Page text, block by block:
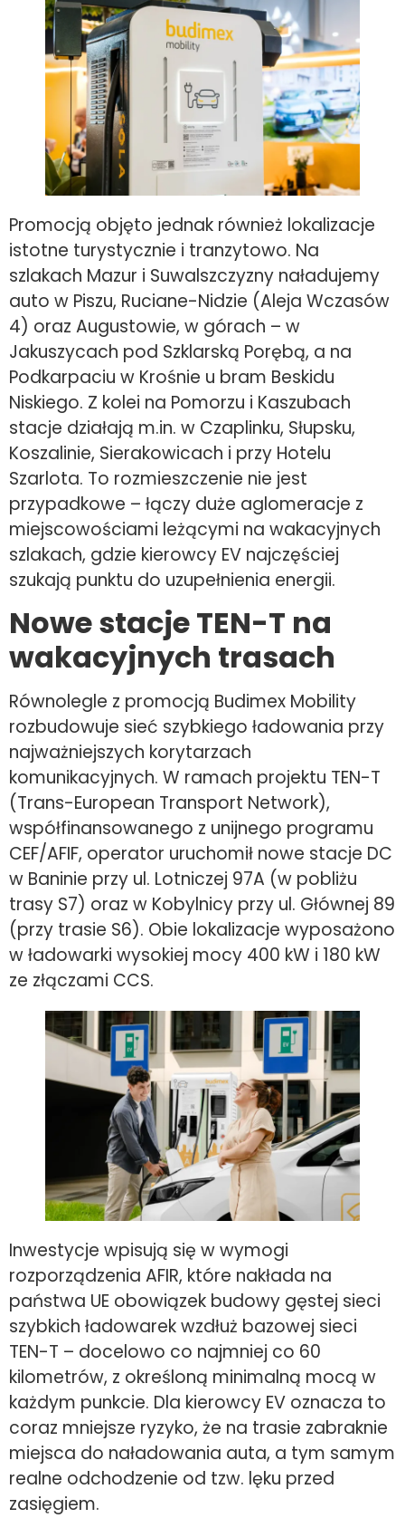
Promocją objęto jednak również lokalizacje
istotne turystycznie i tranzytowo. Na
szlakach Mazur i Suwalszczyzny naładujemy
auto w Piszu, Ruciane-Nidzie (Aleja Wczasów
4) oraz Augustowie, w górach – w
Jakuszycach pod Szklarską Porębą, a na
Podkarpaciu w Krośnie u bram Beskidu
Niskiego. Z kolei na Pomorzu i Kaszubach
stacje działają m.in. w Czaplinku, Słupsku,
Koszalinie, Sierakowicach i przy Hotelu
Szarlota. To rozmieszczenie nie jest
przypadkowe – łączy duże aglomeracje z
miejscowościami leżącymi na wakacyjnych
szlakach, gdzie kierowcy EV najczęściej
szukają punktu do uzupełnienia energii.
Nowe stacje TEN-T na
wakacyjnych trasach
Równolegle z promocją Budimex Mobility
rozbudowuje sieć szybkiego ładowania przy
najważniejszych korytarzach
komunikacyjnych. W ramach projektu TEN-T
(Trans-European Transport Network),
współfinansowanego z unijnego programu
CEF/AFIF, operator uruchomił nowe stacje DC
w Baninie przy ul. Lotniczej 97A (w pobliżu
trasy S7) oraz w Kobylnicy przy ul. Głównej 89
(przy trasie S6). Obie lokalizacje wyposażono
w ładowarki wysokiej mocy 400 kW i 180 kW
ze złączami CCS.
Inwestycje wpisują się w wymogi
rozporządzenia AFIR, które nakłada na
państwa UE obowiązek budowy gęstej sieci
szybkich ładowarek wzdłuż bazowej sieci
TEN-T – docelowo co najmniej co 60
kilometrów, z określoną minimalną mocą w
każdym punkcie. Dla kierowcy EV oznacza to
coraz mniejsze ryzyko, że na trasie zabraknie
miejsca do naładowania auta, a tym samym
realne odchodzenie od tzw. lęku przed
zasięgiem.